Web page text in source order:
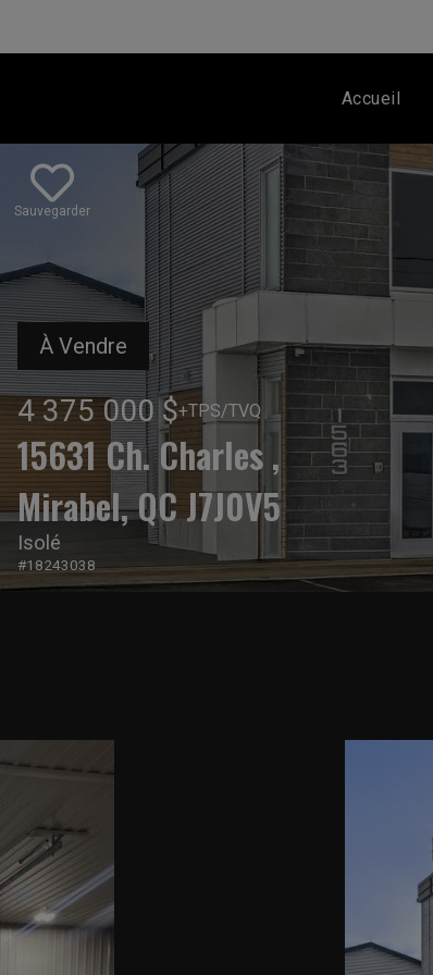
Accueil
Sauvegarder
À Vendre
4 375 000 $+TPS/TVQ
15631 Ch. Charles ,
Mirabel, QC J7J0V5
Isolé
#18243038